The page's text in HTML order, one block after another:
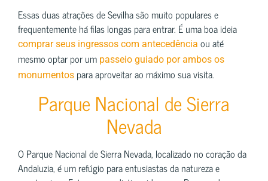
Essas duas atrações de Sevilha são muito populares e
frequentemente há filas longas para entrar. É uma boa ideia
comprar seus ingressos com antecedência ou até
mesmo optar por um passeio guiado por ambos os
monumentos para aproveitar ao máximo sua visita.
Parque Nacional de Sierra
Nevada
O Parque Nacional de Sierra Nevada, localizado no coração da
Andaluzia, é um refúgio para entusiastas da natureza e